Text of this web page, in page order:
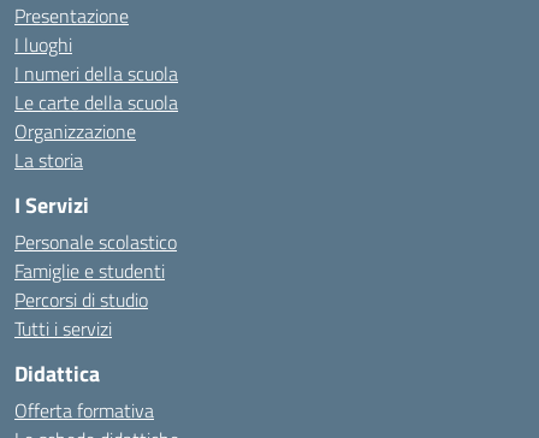
Presentazione
I luoghi
I numeri della scuola
Le carte della scuola
Organizzazione
La storia
I Servizi
Personale scolastico
Famiglie e studenti
Percorsi di studio
Tutti i servizi
Didattica
Offerta formativa